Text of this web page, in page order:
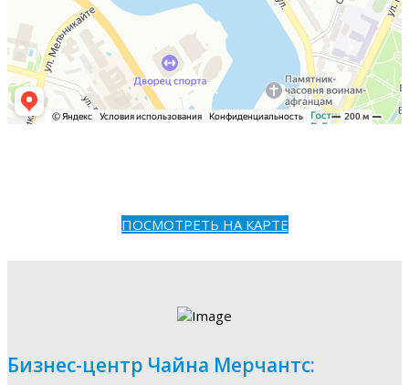
ПОСМОТРЕТЬ НА КАРТЕ
Бизнес-центр Чайна Мерчантс: